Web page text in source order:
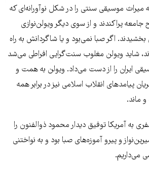
میراث موسیقی سنتی را در شکل نوآورانه‌ای که
پراکندند و از سوی دیگر ویولن‌نوازی
بخشیدند. اگر صبا نمی‌بود و یا شاگردانش به راه
شاید ویولن مغلوب سنت‌گرایی افراطی می‌شد
ایران را از دست می‌داد. ویولن به همت و
پیامدهای انقلاب اسلامی نیز در برابر همه
ماند.
به آمریکا توفیق دیدار محمود ذوالفنون را
و پیرو آموزه‌های صبا بود و به نواختنی
می‌داریم.